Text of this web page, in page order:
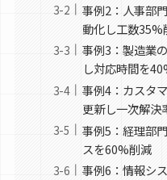
事例2：人事部
動化し工数35%
事例3：製造業
し対応時間を
事例4：カスタ
更新し一次解決
事例5：経理部
スを60%削減
事例6：情報シ